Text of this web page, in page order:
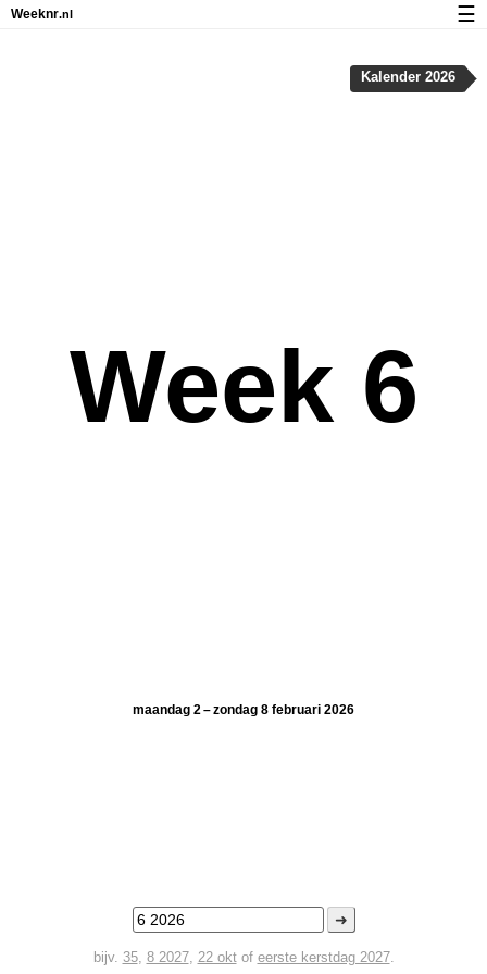
Week 6
maandag 2 – zondag 8 februari 2026
➜
bijv. 35, 8 2027, 22 oktof eerste kerstdag 2027.
Kalender 2026
Weeknr.nl ☰